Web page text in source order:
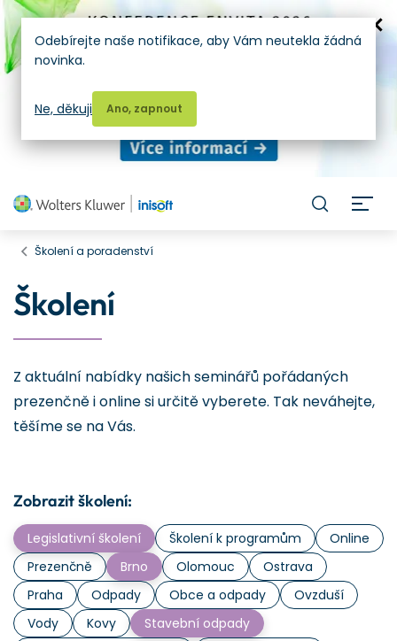
Školení a poradenství
Školení
Z aktuální nabídky našich seminářů pořádaných
prezenčně i online si určitě vyberete. Tak neváhejte,
těšíme se na Vás.
Zobrazit školení:
Legislativní školení Školení k programům
Online
Prezenčně
Brno Olomouc
Ostrava
Praha
Odpady Obce a odpady
Ovzduší
Vody
Kovy
Stavební odpady
Odebírejte naše notifikace, aby Vám neutekla žádná
novinka.
Ano, zapnout
Ne, děkuji